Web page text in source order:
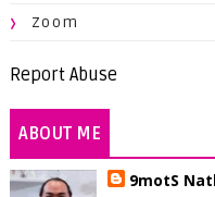
Zoom
Report Abuse
ABOUT ME
9motS